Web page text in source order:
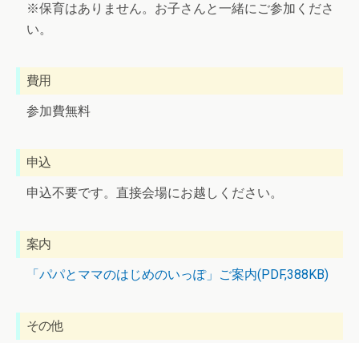
※保育はありません。お子さんと一緒にご参加くださ
い。
費用
参加費無料
申込
申込不要です。直接会場にお越しください。
案内
「パパとママのはじめのいっぽ」ご案内(PDF,388KB)
その他